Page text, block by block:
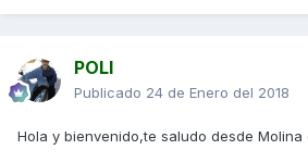
POLI
Publicado 24 de Enero del 2018
Hola y bienvenido,te saludo desde Molina